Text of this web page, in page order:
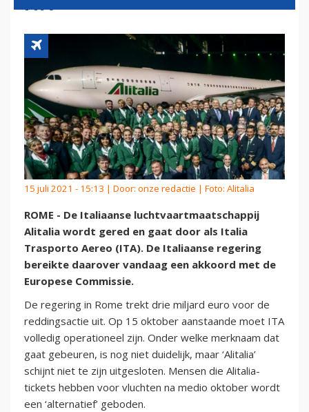
15 juli 2021 - 15:13 | Door: onze redactie | Foto: Alitalia
ROME - De Italiaanse luchtvaartmaatschappij
Alitalia wordt gered en gaat door als Italia
Trasporto Aereo (ITA). De Italiaanse regering
bereikte daarover vandaag een akkoord met de
Europese Commissie.
De regering in Rome trekt drie miljard euro voor de
reddingsactie uit. Op 15 oktober aanstaande moet ITA
volledig operationeel zijn. Onder welke merknaam dat
gaat gebeuren, is nog niet duidelijk, maar ‘Alitalia’
schijnt niet te zijn uitgesloten. Mensen die Alitalia-
tickets hebben voor vluchten na medio oktober wordt
een ‘alternatief’ geboden.